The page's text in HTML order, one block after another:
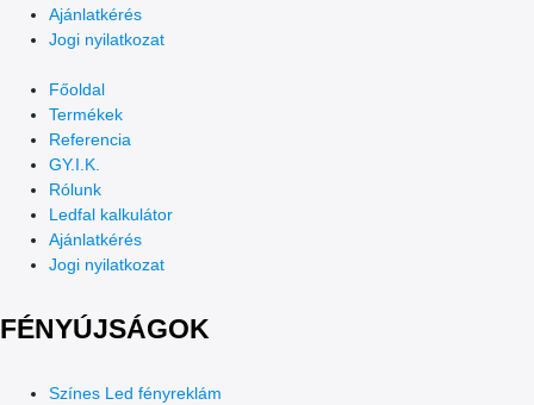
Ajánlatkérés
Jogi nyilatkozat
Főoldal
Termékek
Referencia
GY.I.K.
Rólunk
Ledfal kalkulátor
Ajánlatkérés
Jogi nyilatkozat
FÉNYÚJSÁGOK
Színes Led fényreklám